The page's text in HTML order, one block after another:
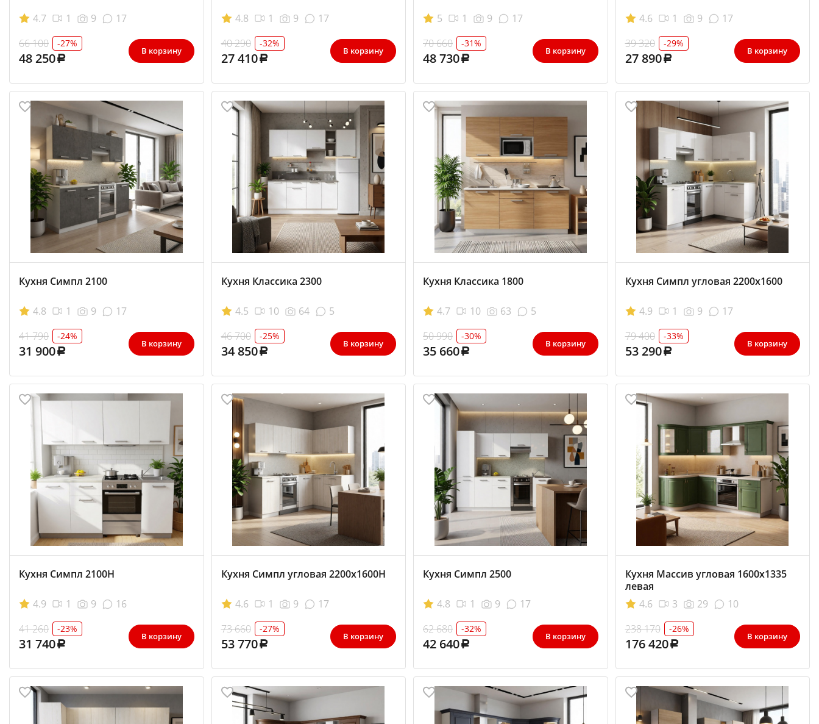
4.7 1 9
17
66 100
-27%
48 250 В корзину
4.8 1 9
17
40 290
-32%
27 410 В корзину
5 1 9
17
70 660
-31%
48 730 В корзину
4.6 1 9
17
39 320
-29%
27 890 В корзину
Кухня Симпл 2100
4.8 1 9
17
41 790
-24%
31 900 В корзину
Кухня Классика 2300
4.5 10 64
5
46 700
-25%
34 850 В корзину
Кухня Классика 1800
4.7 10 63
5
50 990
-30%
35 660 В корзину
Кухня Симпл угловая 2200x1600
4.9 1 9
17
79 400
-33%
53 290 В корзину
Кухня Симпл 2100Н
4.9 1 9
16
41 260
-23%
31 740 В корзину
Кухня Симпл угловая 2200x1600Н
4.6 1 9
17
73 660
-27%
53 770 В корзину
Кухня Симпл 2500
4.8 1 9
17
62 680
-32%
42 640 В корзину
Кухня Массив угловая 1600х1335
левая
4.6
3 29
10
238 170
-26%
176 420 В корзину